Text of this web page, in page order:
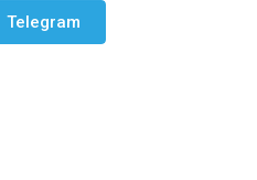
Telegram